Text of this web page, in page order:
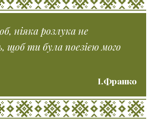
ніяка розлука не
щоб ти була поезією мого
І.Франко